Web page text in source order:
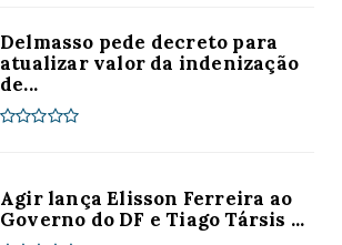
Delmasso pede decreto para
atualizar valor da indenização
de...
Agir lança Elisson Ferreira ao
Governo do DF e Tiago Társis ...